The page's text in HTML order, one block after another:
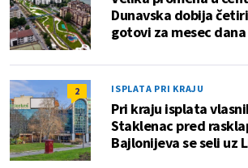
Dunavska dobija
gotovi za mesec dana
2 ISPLATA PRI KRAJU
Pri kraju isplata
Staklenac pred
Bajlonijeva se seli uz